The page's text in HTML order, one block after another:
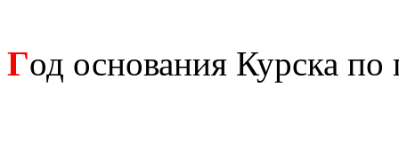
Год основания Курска